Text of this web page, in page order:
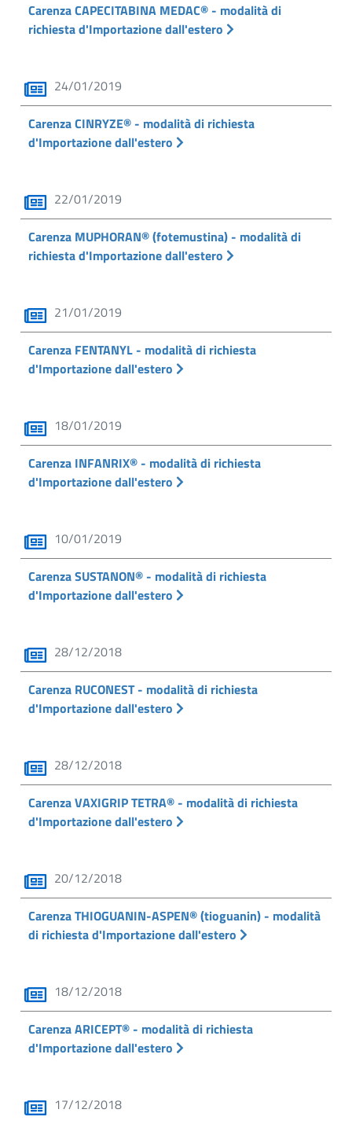
Carenza CAPECITABINA MEDAC® - modalità di
richiesta d'Importazione dall'estero
24/01/2019
Carenza CINRYZE® - modalità di richiesta
d'Importazione dall'estero
22/01/2019
Carenza MUPHORAN® (fotemustina) - modalità di
richiesta d'Importazione dall'estero
21/01/2019
Carenza FENTANYL - modalità di richiesta
d'Importazione dall'estero
18/01/2019
Carenza INFANRIX® - modalità di richiesta
d'Importazione dall'estero
10/01/2019
Carenza SUSTANON® - modalità di richiesta
d'Importazione dall'estero
28/12/2018
Carenza RUCONEST - modalità di richiesta
d'Importazione dall'estero
28/12/2018
Carenza VAXIGRIP TETRA® - modalità di richiesta
d'Importazione dall'estero
20/12/2018
Carenza THIOGUANIN-ASPEN® (tioguanin) - modalità
di richiesta d'Importazione dall'estero
18/12/2018
Carenza ARICEPT® - modalità di richiesta
d'Importazione dall'estero
17/12/2018